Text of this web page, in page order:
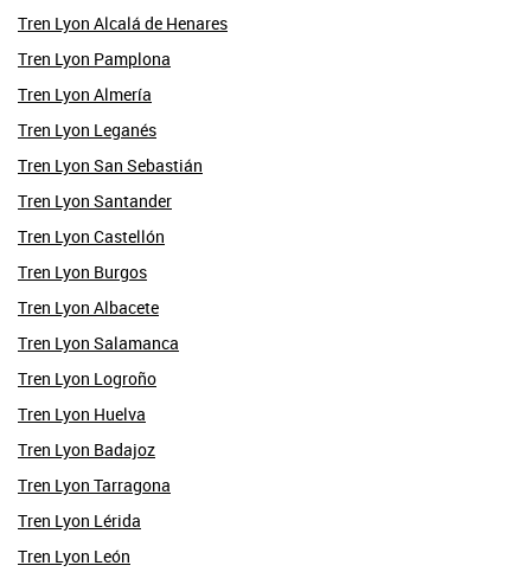
Tren Lyon Alcalá de Henares
Tren Lyon Pamplona
Tren Lyon Almería
Tren Lyon Leganés
Tren Lyon San Sebastián
Tren Lyon Santander
Tren Lyon Castellón
Tren Lyon Burgos
Tren Lyon Albacete
Tren Lyon Salamanca
Tren Lyon Logroño
Tren Lyon Huelva
Tren Lyon Badajoz
Tren Lyon Tarragona
Tren Lyon Lérida
Tren Lyon León